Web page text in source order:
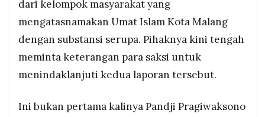
dari kelompok masyarakat yang
mengatasnamakan Umat Islam Kota Malang
dengan substansi serupa. Pihaknya kini tengah
meminta keterangan para saksi untuk
menindaklanjuti kedua laporan tersebut.
Ini bukan pertama kalinya Pandji Pragiwaksono